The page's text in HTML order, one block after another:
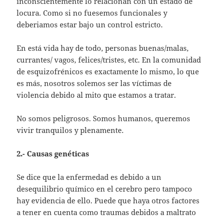
locura. Como si no fuesemos funcionales y
deberiamos estar bajo un control estricto.
En está vida hay de todo, personas buenas/malas,
currantes/ vagos, felices/tristes, etc. En la comunidad
de esquizofrénicos es exactamente lo mismo, lo que
es más, nosotros solemos ser las víctimas de
violencia debido al mito que estamos a tratar.
No somos peligrosos. Somos humanos, queremos
vivir tranquilos y plenamente.
2.- Causas genéticas
Se dice que la enfermedad es debido a un
desequilibrio químico en el cerebro pero tampoco
hay evidencia de ello. Puede que haya otros factores
a tener en cuenta como traumas debidos a maltrato